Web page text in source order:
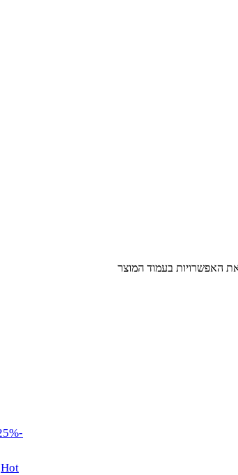
האפשרויות בעמוד המוצר
-25%
Hot